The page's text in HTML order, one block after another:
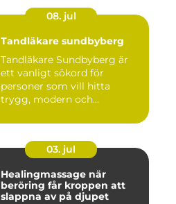
08. jul
Tandläkare sundbyberg
Tandläkare Sundbyberg är
ett vanligt sökord för
personer som vill hitta
trygg, modern och
03. jul
Healingmassage när
beröring får kroppen att
slappna av på djupet